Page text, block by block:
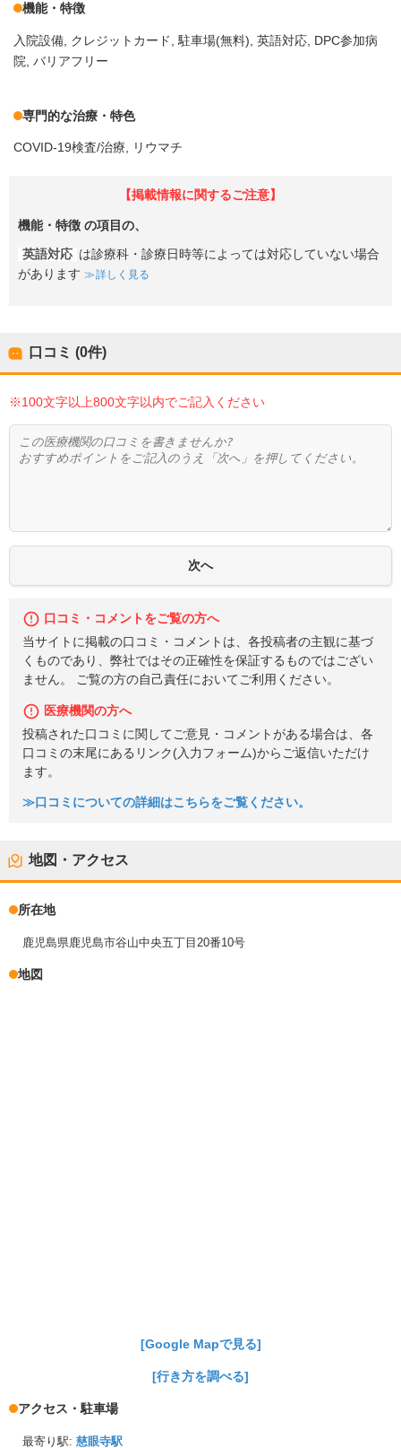
機能・特徴
入院設備 クレジットカード 駐車場(無料) 英語対応 DPC参加病
院 バリアフリー
専門的な治療・特色
COVID-19検査/治療 リウマチ
【掲載情報に関するご注意】
機能・特徴 の項目の、
英語対応 は診療科・診療日時等によっては対応していない場合
があります
詳しく見る
口コミ (0件)
※100文字以上800文字以内でご記入ください
口コミ・コメントをご覧の方へ
当サイトに掲載の口コミ・コメントは、各投稿者の主観に基づ
くものであり、弊社ではその正確性を保証するものではござい
ません。 ご覧の方の自己責任においてご利用ください。
医療機関の方へ
投稿された口コミに関してご意見・コメントがある場合は、各
口コミの末尾にあるリンク(入力フォーム)からご返信いただけ
ます。
≫口コミについての詳細はこちらをご覧ください。
地図・アクセス
所在地
鹿児島県鹿児島市谷山中央五丁目20番10号
地図
[Google Mapで見る]
[行き方を調べる]
アクセス・駐車場
最寄り駅: 慈眼寺駅